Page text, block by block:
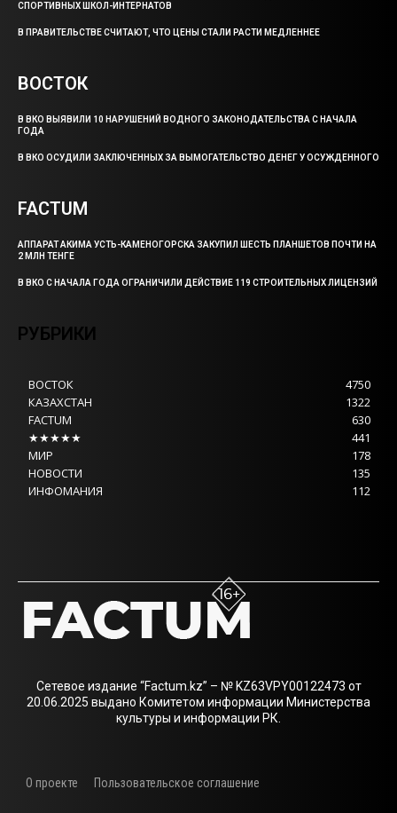
СПОРТИВНЫХ ШКОЛ-ИНТЕРНАТОВ
В ПРАВИТЕЛЬСТВЕ СЧИТАЮТ, ЧТО ЦЕНЫ СТАЛИ РАСТИ МЕДЛЕННЕЕ
ВОСТОК
В ВКО ВЫЯВИЛИ 10 НАРУШЕНИЙ ВОДНОГО ЗАКОНОДАТЕЛЬСТВА С НАЧАЛА
ГОДА
В ВКО ОСУДИЛИ ЗАКЛЮЧЕННЫХ ЗА ВЫМОГАТЕЛЬСТВО ДЕНЕГ У ОСУЖДЕННОГО
FACTUM
АППАРАТ АКИМА УСТЬ-КАМЕНОГОРСКА ЗАКУПИЛ ШЕСТЬ ПЛАНШЕТОВ ПОЧТИ НА
2 МЛН ТЕНГЕ
В ВКО С НАЧАЛА ГОДА ОГРАНИЧИЛИ ДЕЙСТВИЕ 119 СТРОИТЕЛЬНЫХ ЛИЦЕНЗИЙ
РУБРИКИ
ВОСТОК
4750
КАЗАХСТАН
1322
FACTUM
630
★★★★★
441
МИР
178
НОВОСТИ
135
ИНФОМАНИЯ
112
Сетевое издание “Factum.kz” – № KZ63VPY00122473 от
20.06.2025 выдано Комитетом информации Министерства
культуры и информации РК.
О проекте Пользовательское соглашение